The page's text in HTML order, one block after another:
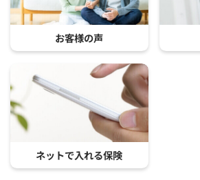
お客様の声
ネットで入れる保険